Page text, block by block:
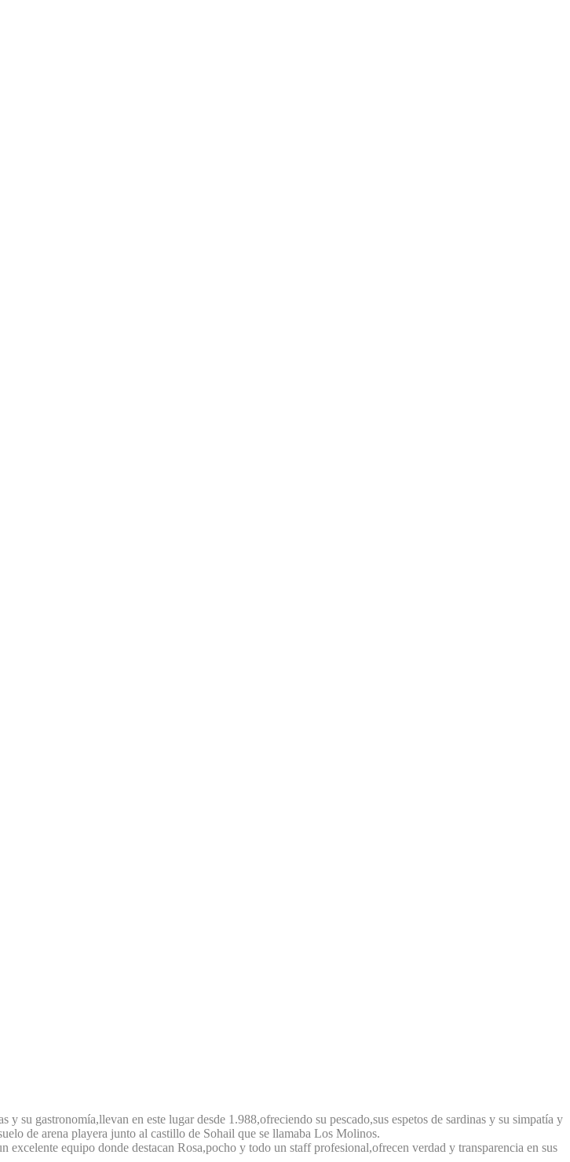
su gastronomía,llevan en este lugar desde 1.988,ofreciendo su pescado,sus espetos de sardinas y su simpatía y
de arena playera junto al castillo de Sohail que se llamaba Los Molinos.
equipo donde destacan Rosa,pocho y todo un staff profesional,ofrecen verdad y transparencia en sus